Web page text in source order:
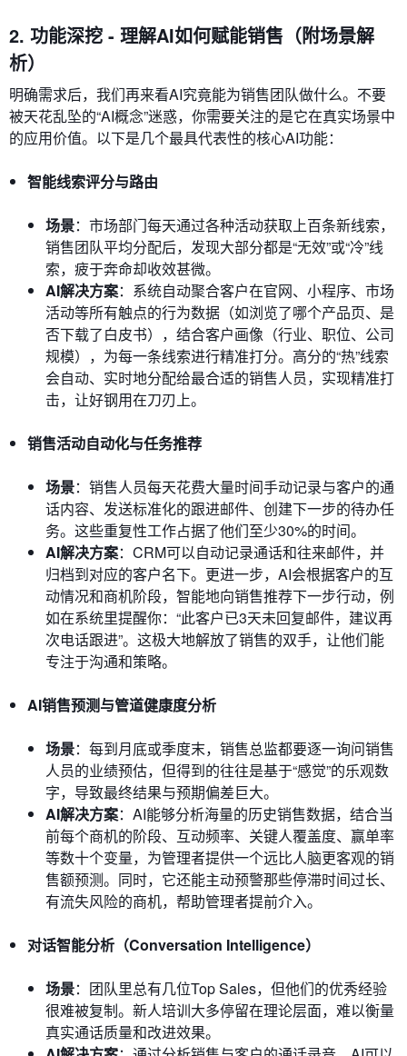
2. 功能深挖 - 理解AI如何赋能销售（附场景解
析）
明确需求后，我们再来看AI究竟能为销售团队做什么。不要
被天花乱坠的“AI概念”迷惑，你需要关注的是它在真实场景中
的应用价值。以下是几个最具代表性的核心AI功能：
智能线索评分与路由
场景：市场部门每天通过各种活动获取上百条新线索，
销售团队平均分配后，发现大部分都是“无效”或“冷”线
索，疲于奔命却收效甚微。
AI解决方案：系统自动聚合客户在官网、小程序、市场
活动等所有触点的行为数据（如浏览了哪个产品页、是
否下载了白皮书），结合客户画像（行业、职位、公司
规模），为每一条线索进行精准打分。高分的“热”线索
会自动、实时地分配给最合适的销售人员，实现精准打
击，让好钢用在刀刃上。
销售活动自动化与任务推荐
场景：销售人员每天花费大量时间手动记录与客户的通
话内容、发送标准化的跟进邮件、创建下一步的待办任
务。这些重复性工作占据了他们至少30%的时间。
AI解决方案：CRM可以自动记录通话和往来邮件，并
归档到对应的客户名下。更进一步，AI会根据客户的互
动情况和商机阶段，智能地向销售推荐下一步行动，例
如在系统里提醒你：“此客户已3天未回复邮件，建议再
次电话跟进”。这极大地解放了销售的双手，让他们能
专注于沟通和策略。
AI销售预测与管道健康度分析
场景：每到月底或季度末，销售总监都要逐一询问销售
人员的业绩预估，但得到的往往是基于“感觉”的乐观数
字，导致最终结果与预期偏差巨大。
AI解决方案：AI能够分析海量的历史销售数据，结合当
前每个商机的阶段、互动频率、关键人覆盖度、赢单率
等数十个变量，为管理者提供一个远比人脑更客观的销
售额预测。同时，它还能主动预警那些停滞时间过长、
有流失风险的商机，帮助管理者提前介入。
对话智能分析（Conversation Intelligence）
场景：团队里总有几位Top Sales，但他们的优秀经验
很难被复制。新人培训大多停留在理论层面，难以衡量
真实通话质量和改进效果。